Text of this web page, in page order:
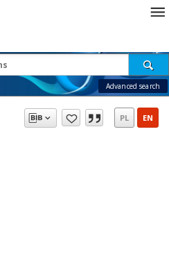
Advanced search
PL EN